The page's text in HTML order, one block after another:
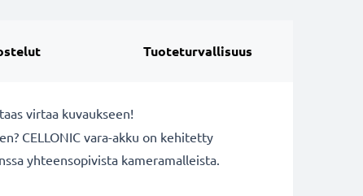
Tuoteturvallisuus
virtaa kuvaukseen!
CELLONIC vara-akku on kehitetty
yhteensopivista kameramalleista.